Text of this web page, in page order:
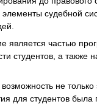
судебной
является частью
студентов, а
не
для студентов была